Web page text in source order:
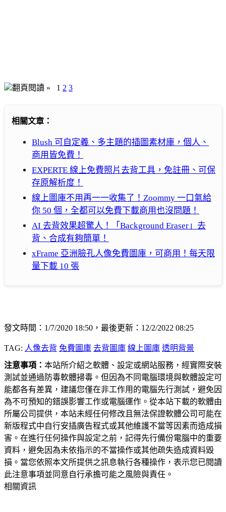
翻頁閱讀 » 1 2 3
相關文章：
Blush 可自定義、多主題的插圖素材庫，個人、
商用皆免費！
EXPERTE 線上免費照片去背工具，免註冊、可保
存原解析度！
線上圖庫不用再一一收集了！Zoommy 一口氣給
你 50 個，全都可以免費下載商用也沒問題！
AI 去背效果超驚人！「Background Eraser」去
背、合成有夠簡單！
xFrame 亞洲臉孔人像免費圖庫，可商用！每天限
量下載 10 張
發文時間：1/7/2020 18:50，最後更新：12/2/2022 08:25
TAG: 人像去背 免費圖庫 去背圖庫 線上圖庫 透明背景
注意事項： 本站所介紹之軟體、設定或網站服務，經實際安裝
測試並通過防毒軟體掃毒。但因為不同電腦環境與軟體設定可
能都各有差異，建議您僅在非工作用的電腦先行測試，避免因
為不可預知的錯誤影響工作或電腦運作。從本站下載的軟體由
所屬公司提供，本站未經任何修改且無法保證軟體公司可能在
新版程式中自行安插廣告程式或其他維護不當等因素而造成損
害。在進行任何操作與設定之前，記得先行備份電腦中的重要
資料，避免因為未依指示的不當操作或其他疏失造成資料毀
損。當您依照本文所提供之訊息執行各種操作，表示您已閱讀
此注意事項並同意自行承擔可能之風險與責任。
相關資訊